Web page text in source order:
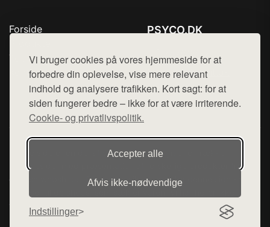
Vi bruger cookies på vores hjemmeside for at
forbedre din oplevelse, vise mere relevant
indhold og analysere trafikken. Kort sagt: for at
siden fungerer bedre – ikke for at være irriterende.
Cookie- og privatlivspolitik.
Accepter alle
Afvis ikke‑nødvendige
Indstillinger
Forside
Top Rabatter
Kontakt
PSYCO.DK
Mail: hej@want.dk
Cookie- og privatlivspolitik
Denne side er en del af want.dk, der udgiver en række
hjemmesider med præsentation af forskellige produkter fra
diverse webshops. Der sælges ikke varer fra denne side - vi
henviser til de shops, som sælger varen. Vi har heller ikke
varerne på lager.